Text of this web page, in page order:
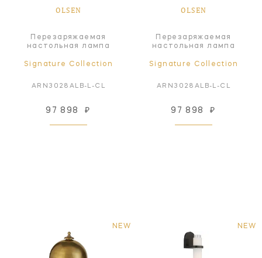
OLSEN
Перезаряжаемая
настольная лампа
Signature Collection
ARN3028ALB-L-CL
97 898 ₽
OLSEN
Перезаряжаемая
настольная лампа
Signature Collection
ARN3028ALB-L-CL
97 898 ₽
NEW NEW